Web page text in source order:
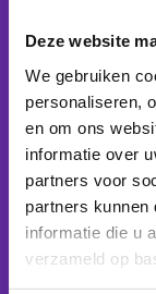
Deze website
We gebruiken
personaliseren,
en om ons
informatie over
partners voor
partners kunnen
informatie die u
verzameld op